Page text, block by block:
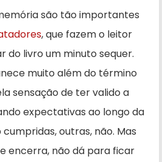
são tão importantes
, que fazem o leitor
do livro um minuto sequer.
muito além do término
sensação de ter valido a
expectativas ao longo da
outras, não. Mas
encerra, não dá para ficar